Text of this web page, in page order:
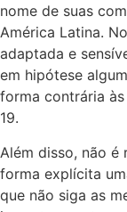
nome de suas
América Latina.
adaptada e
em hipótese
forma contrária
19.
Além disso, não é
forma explícita
que não siga as